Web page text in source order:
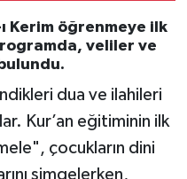
Kerim öğrenmeye ilk
veliler ve
dua ve ilahileri
Kur’an eğitiminin ilk
çocukların dini
simgelerken,